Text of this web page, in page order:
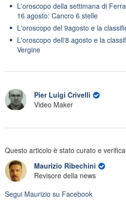
L'oroscopo della settimana di
16 agosto: Cancro 6 stelle
L'oroscopo del 9agosto e la
L'oroscopo dell'8 agosto e la
Vergine
Pier Luigi Crivelli
Video Maker
Questo articolo è stato curato e
Maurizio Ribechini
Revisore della news
Segui Maurizio su Facebook